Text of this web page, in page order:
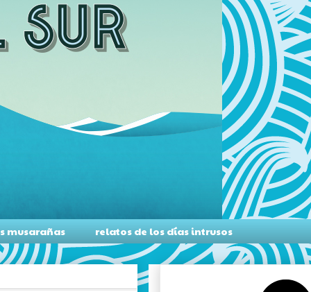
musarañas relatos de los días intrusos